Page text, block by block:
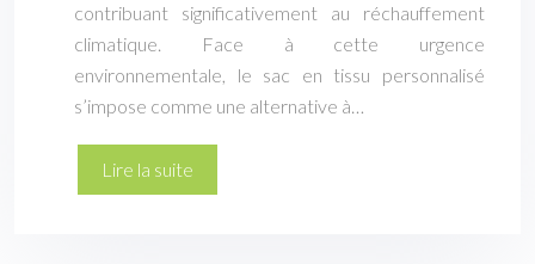
contribuant significativement au réchauffement
climatique. Face à cette urgence
environnementale, le sac en tissu personnalisé
s’impose comme une alternative à…
Lire la suite